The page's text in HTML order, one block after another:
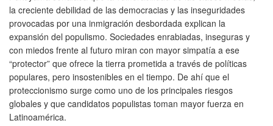
la creciente debilidad de las democracias y las inseguridades
provocadas por una inmigración desbordada explican la
expansión del populismo. Sociedades enrabiadas, inseguras y
con miedos frente al futuro miran con mayor simpatía a ese
“protector” que ofrece la tierra prometida a través de políticas
populares, pero insostenibles en el tiempo. De ahí que el
proteccionismo surge como uno de los principales riesgos
globales y que candidatos populistas toman mayor fuerza en
Latinoamérica.